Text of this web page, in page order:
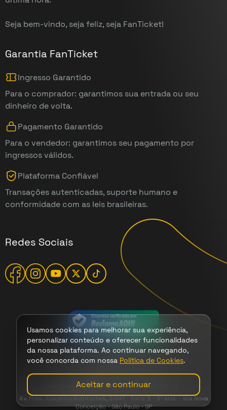
Usamos cookies para melhorar sua experiência,
personalizar conteúdo e oferecer funcionalidades
da nossa plataforma. Ao continuar navegando,
você concorda com nossa Política de Cookies.
Aceitar e continuar
Seja bem-vindo, seja feliz, seja FanTicket!
Garantia FanTicket
Ingresso Garantido
Para o comprador: garantimos sua entrada ou seu
dinheiro de volta.
Pagamento Garantido
Para o vendedor: garantimos seu pagamento por
ingressos válidos.
Plataforma Confiável
Transações autenticadas, suporte humano e
conformidade com as leis brasileiras.
Redes Sociais
FanTicket - 2026 - CNPJ 47.149.708/0001-72
Av. Pres. Juscelino Kubitschek, 2.041 - Torre B - 5º and. - Vila Nova
Conceição - São Paulo - SP